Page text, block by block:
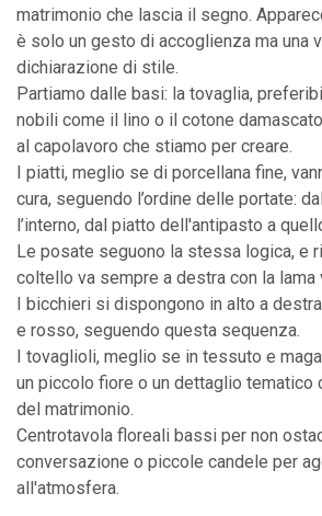
matrimonio che lascia il segno.
è solo un gesto di accoglienza ma una
dichiarazione di stile.
Partiamo dalle basi: la tovaglia,
nobili come il lino o il cotone
al capolavoro che stiamo per creare.
I piatti, meglio se di porcellana fine,
cura, seguendo l’ordine delle portate:
l’interno, dal piatto dell'antipasto a
Le posate seguono la stessa logica, e
coltello va sempre a destra con la
I bicchieri si dispongono in alto a
e rosso, seguendo questa sequenza.
I tovaglioli, meglio se in tessuto e
un piccolo fiore o un dettaglio tematico
del matrimonio.
Centrotavola floreali bassi per non
conversazione o piccole candele per
all'atmosfera.